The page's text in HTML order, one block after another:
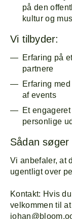
på den
kultur og
Vi tilbyder:
Erfaring på
partnere
Erfaring
af events
Et
personlige
Sådan søger
Vi anbefaler, at
ugentligt over
Kontakt: Hvis
velkommen til